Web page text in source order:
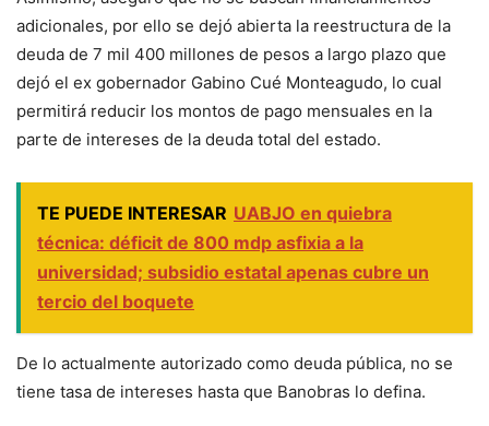
adicionales, por ello se dejó abierta la reestructura de la
deuda de 7 mil 400 millones de pesos a largo plazo que
dejó el ex gobernador Gabino Cué Monteagudo, lo cual
permitirá reducir los montos de pago mensuales en la
parte de intereses de la deuda total del estado.
TE PUEDE INTERESAR UABJO en quiebra
técnica: déficit de 800 mdp asfixia a la
universidad; subsidio estatal apenas cubre un
tercio del boquete
De lo actualmente autorizado como deuda pública, no se
tiene tasa de intereses hasta que Banobras lo defina.